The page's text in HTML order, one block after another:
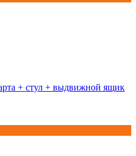
+ стул + выдвижной ящик